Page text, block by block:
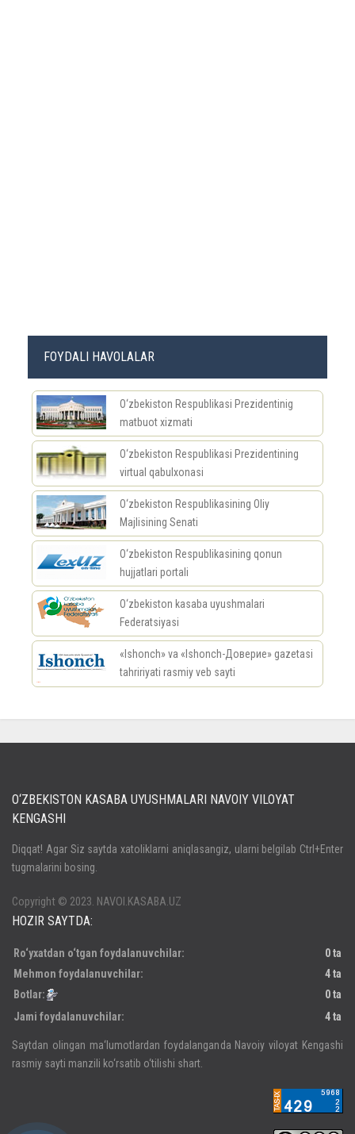
FOYDALI HAVOLALAR
O‘zbekiston Respublikasi Prezidentinig
matbuot xizmati
O‘zbekiston Respublikasi Prezidentining
virtual qabulxonasi
O‘zbekiston Respublikasining Oliy
Majlisining Senati
O‘zbekiston Respublikasining qonun
hujjatlari portali
O‘zbekiston kasaba uyushmalari
Federatsiyasi
«Ishonch» va «Ishonch-Доверие» gazetasi
tahririyati rasmiy veb sayti
Паролни унутдингизми?
O‘ZBEKISTON KASABA UYUSHMALARI NAVOIY VILOYAT
KENGASHI
Diqqat! Agar Siz saytda xatoliklarni aniqlasangiz, ularni belgilab Ctrl+Enter
tugmalarini bosing.
Copyright © 2023. NAVOI.KASABA.UZ
HOZIR SAYTDA:
Ro‘yxatdan o‘tgan foydalanuvchilar:
0 ta
Mehmon foydalanuvchilar:
4 ta
Botlar:
0 ta
Jami foydalanuvchilar:
4 ta
Saytdan olingan ma‘lumotlardan foydalanganda Navoiy viloyat Kengashi
rasmiy sayti manzili ko‘rsatib o‘tilishi shart.